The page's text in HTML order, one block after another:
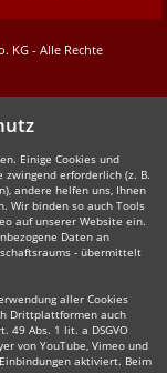
KG - Alle Rechte
Einige Cookies und
erforderlich (z. B.
andere helfen uns, Ihnen
Wir binden so auch Tools
auf unserer Website ein.
Daten an
- übermittelt
aller Cookies
Drittplattformen auch
49 Abs. 1 lit. a DSGVO
von YouTube, Vimeo und
aktiviert. Beim